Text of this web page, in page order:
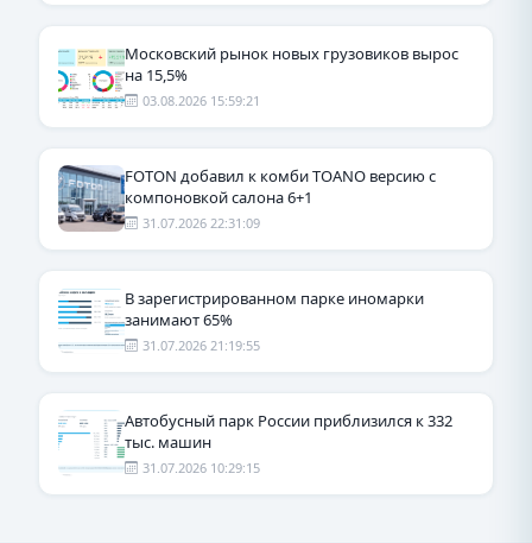
Московский рынок новых грузовиков вырос
на 15,5%
03.08.2026 15:59:21
FOTON добавил к комби TOANO версию с
компоновкой салона 6+1
31.07.2026 22:31:09
В зарегистрированном парке иномарки
занимают 65%
31.07.2026 21:19:55
Автобусный парк России приблизился к 332
тыс. машин
31.07.2026 10:29:15